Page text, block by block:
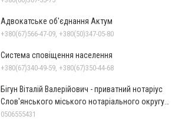
Адвокатське об'єднання Актум
+380(67)566-47-09, +380(50)347-05-80
Система сповіщення населення
+380(67)340-49-59, +380(67)350-44-68
Бігун Віталій Валерійович - приватний нотаріус
Слов'янського міського нотаріального округу
Дон.обл.
0506555431